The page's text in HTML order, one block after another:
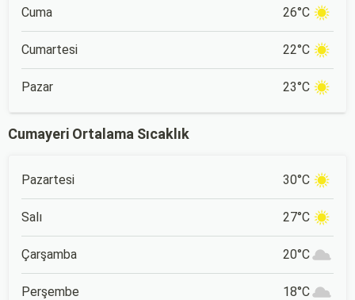
Cuma 26°C
Cumartesi 22°C
Pazar 23°C
Cumayeri Ortalama Sıcaklık
Pazartesi 30°C
Salı 27°C
Çarşamba 20°C
Perşembe 18°C